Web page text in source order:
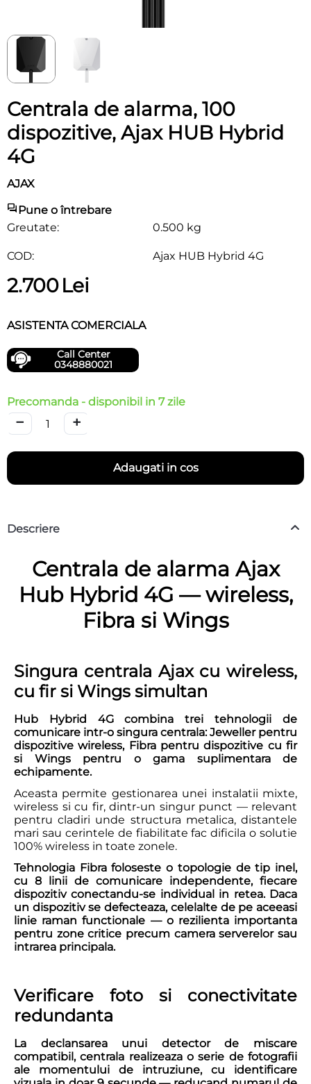
Centrala de alarma, 100
dispozitive, Ajax HUB Hybrid
4G
AJAX
Pune o întrebare
Greutate:
0.500 kg
COD: Ajax HUB Hybrid 4G
2.700Lei
ASISTENTA COMERCIALA
Call Center
0348880021
Precomanda - disponibil in 7 zile
+
−
Adaugati in cos
Descriere
Centrala de alarma Ajax
Hub Hybrid 4G — wireless,
Fibra si Wings
Singura centrala Ajax cu wireless,
cu fir si Wings simultan
Hub Hybrid 4G combina trei tehnologii de
comunicare intr-o singura centrala: Jeweller pentru
dispozitive wireless, Fibra pentru dispozitive cu fir
si Wings pentru o gama suplimentara de
echipamente.
Aceasta permite gestionarea unei instalatii mixte,
wireless si cu fir, dintr-un singur punct — relevant
pentru cladiri unde structura metalica, distantele
mari sau cerintele de fiabilitate fac dificila o solutie
100% wireless in toate zonele.
Tehnologia Fibra foloseste o topologie de tip inel,
cu 8 linii de comunicare independente, fiecare
dispozitiv conectandu-se individual in retea. Daca
un dispozitiv se defecteaza, celelalte de pe aceeasi
linie raman functionale — o rezilienta importanta
pentru zone critice precum camera serverelor sau
intrarea principala.
Verificare foto si conectivitate
redundanta
La declansarea unui detector de miscare
compatibil, centrala realizeaza o serie de fotografii
ale momentului de intruziune, cu identificare